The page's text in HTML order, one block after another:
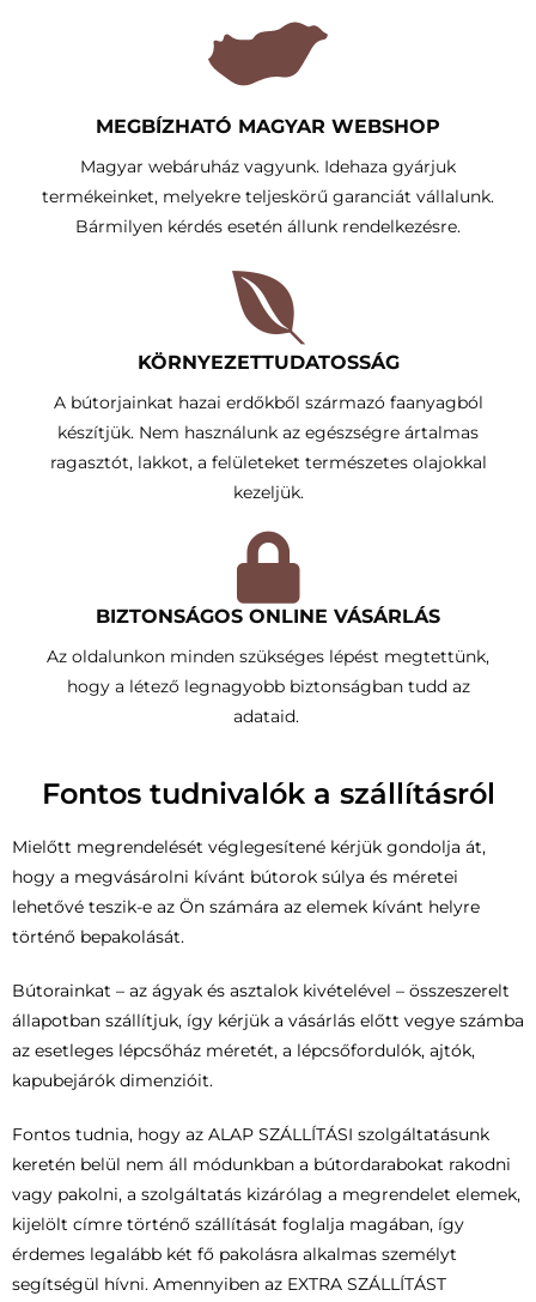
MEGBÍZHATÓ MAGYAR WEBSHOP
Magyar webáruház vagyunk. Idehaza gyárjuk
termékeinket, melyekre teljeskörű garanciát vállalunk.
Bármilyen kérdés esetén állunk rendelkezésre.
KÖRNYEZETTUDATOSSÁG​
A bútorjainkat hazai erdőkből származó faanyagból
készítjük. Nem használunk az egészségre ártalmas
ragasztót, lakkot, a felületeket természetes olajokkal
kezeljük.
BIZTONSÁGOS ONLINE VÁSÁRLÁS
Az oldalunkon minden szükséges lépést megtettünk,
hogy a létező legnagyobb biztonságban tudd az
adataid.
Fontos tudnivalók a szállításról
Mielőtt megrendelését véglegesítené kérjük gondolja át,
hogy a megvásárolni kívánt bútorok súlya és méretei
lehetővé teszik-e az Ön számára az elemek kívánt helyre
történő bepakolását.
Bútorainkat – az ágyak és asztalok kivételével – összeszerelt
állapotban szállítjuk, így kérjük a vásárlás előtt vegye számba
az esetleges lépcsőház méretét, a lépcsőfordulók, ajtók,
kapubejárók dimenzióit.
Fontos tudnia, hogy az ALAP SZÁLLÍTÁSI szolgáltatásunk
keretén belül nem áll módunkban a bútordarabokat rakodni
vagy pakolni, a szolgáltatás kizárólag a megrendelet elemek,
kijelölt címre történő szállítását foglalja magában, így
érdemes legalább két fő pakolásra alkalmas személyt
segítségül hívni. Amennyiben az EXTRA SZÁLLÍTÁST